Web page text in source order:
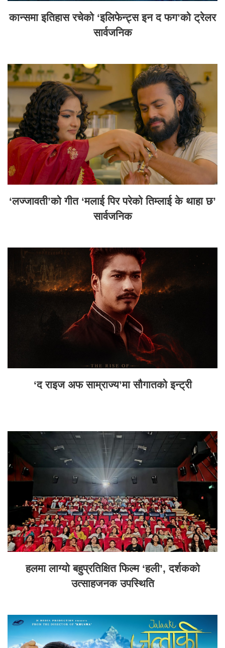
कान्समा इतिहास रचेको ‘इलिफेन्ट्स इन द फग’को ट्रेलर
सार्वजनिक
‘लज्जावती’को गीत ‘मलाई पिर परेको तिम्लाई के थाहा छ’
सार्वजनिक
‘द राइज अफ साम्राज्य’मा सौगातको इन्ट्री
हलमा लाग्यो बहुप्रतिक्षित फिल्म ‘हली’, दर्शकको
उत्साहजनक उपस्थिति